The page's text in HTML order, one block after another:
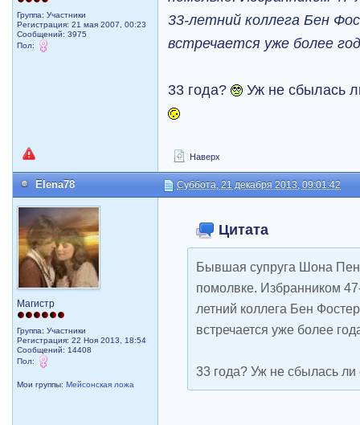
Группа: Участники
Регистрация: 21 мая 2007, 00:23
Сообщений: 3975
Пол:
33-летний коллега Бен
встречается уже более
33 года? Уж не сбылась
Наверх
Elena78 Суббота, 21 декабря 2013, 09:01:42
Магистр
Группа: Участники
Регистрация: 22 Ноя 2013, 18:54
Сообщений: 14408
Пол:
Мои группы:Мейсонская ложа
Цитата
Бывшая супруга Шона
помолвке. Избранником
летний коллега Бен
встречается уже более
33 года? Уж не сбылась